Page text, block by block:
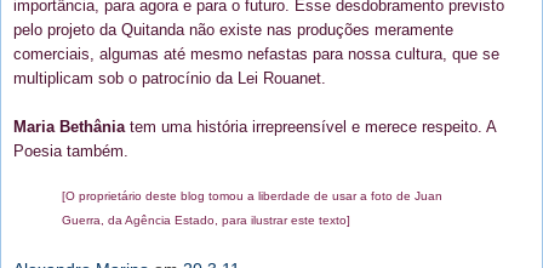
importância, para agora e para o futuro. Esse desdobramento previsto
pelo projeto da Quitanda não existe nas produções meramente
comerciais, algumas até mesmo nefastas para nossa cultura, que se
multiplicam sob o patrocínio da Lei Rouanet.
Maria Bethânia tem uma história irrepreensível e merece respeito. A
Poesia também.
[O proprietário deste blog tomou a liberdade de usar a foto de Juan
Guerra, da Agência Estado, para ilustrar este texto]